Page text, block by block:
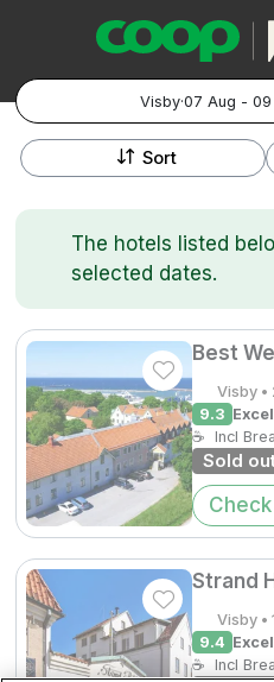
Visby·07 Aug - 09
Popular Destinations:
Stockholm
Göteborg
Malmö
Hela Norge
Oslo
Bergen
Hela Danmark
Sort
+
−
The hotels listed
selected dates.
Best
Visby •
9.3
☕
Incl
Sold
Strand
Visby •
9.4
☕
Incl
Gift VouchersCoop.se
Registrera ditt hotell